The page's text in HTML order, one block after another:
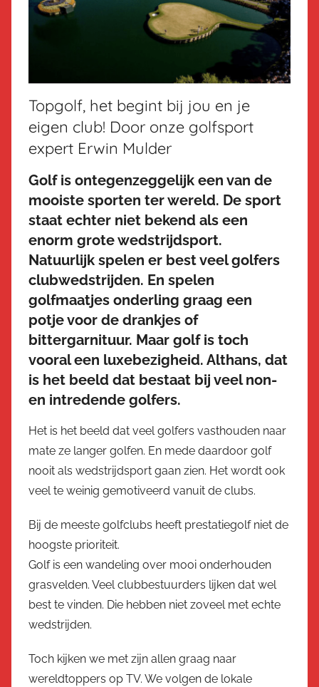
Topgolf, het begint bij jou en je
eigen club! Door onze golfsport
expert Erwin Mulder
Golf is ontegenzeggelijk een van de
mooiste sporten ter wereld. De sport
staat echter niet bekend als een
enorm grote wedstrijdsport.
Natuurlijk spelen er best veel golfers
clubwedstrijden. En spelen
golfmaatjes onderling graag een
potje voor de drankjes of
bittergarnituur. Maar golf is toch
vooral een luxebezigheid. Althans, dat
is het beeld dat bestaat bij veel non-
en intredende golfers.
Het is het beeld dat veel golfers vasthouden naar
mate ze langer golfen. En mede daardoor golf
nooit als wedstrijdsport gaan zien. Het wordt ook
veel te weinig gemotiveerd vanuit de clubs.
Bij de meeste golfclubs heeft prestatiegolf niet de
hoogste prioriteit.
Golf is een wandeling over mooi onderhouden
grasvelden. Veel clubbestuurders lijken dat wel
best te vinden. Die hebben niet zoveel met echte
wedstrijden.
Toch kijken we met zijn allen graag naar
wereldtoppers op TV. We volgen de lokale